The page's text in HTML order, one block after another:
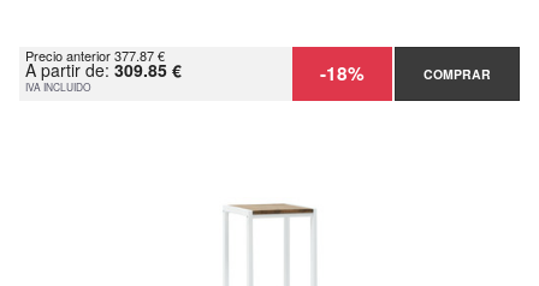
Precio anterior 377.87 €
A partir de: 309.85 €
IVA INCLUIDO -18% COMPRAR